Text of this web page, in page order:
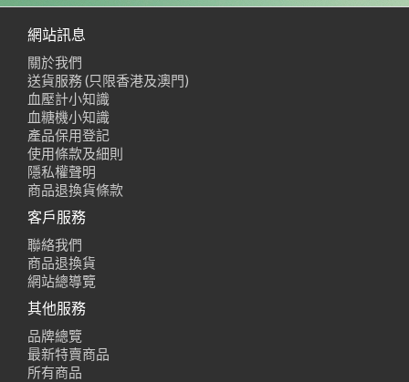
網站訊息
關於我們
送貨服務 (只限香港及澳門)
血壓計小知識
血糖機小知識
產品保用登記
使用條款及細則
隱私權聲明
商品退換貨條款
客戶服務
聯絡我們
商品退換貨
網站總導覽
其他服務
品牌總覽
最新特賣商品
所有商品